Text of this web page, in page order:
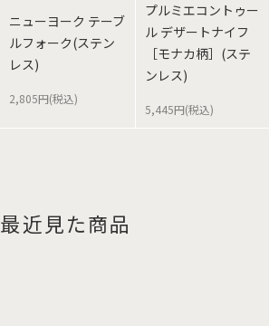
ニューヨーク テーブ
ルフォーク(ステン
レス)
2,805円(税込)
プルミエコントゥー
ル デザートナイフ
［モナカ柄］(ステ
ンレス)
5,445円(税込)
最近見た商品